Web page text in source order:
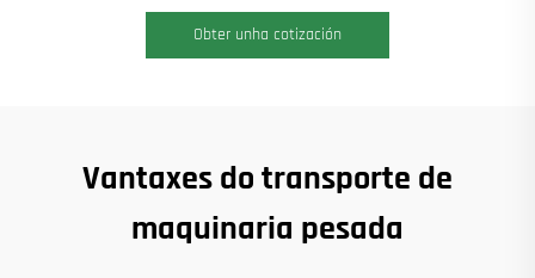
Obter unha cotización
Vantaxes do transporte de
maquinaria pesada